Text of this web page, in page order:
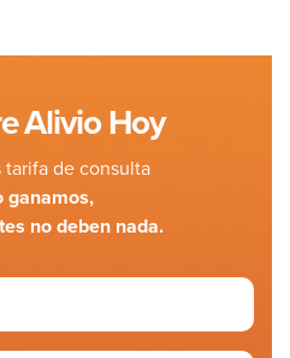
Alivio Hoy
tarifa de consulta
ganamos,
no deben nada.